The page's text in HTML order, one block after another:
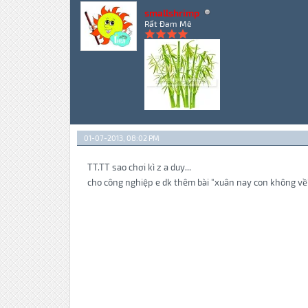
smallshrimp
Rất Đam Mê
01-07-2013, 08:02 PM
TT.TT sao chơi kì z a duy...
cho công nghiệp e dk thêm bài "xuân nay con không